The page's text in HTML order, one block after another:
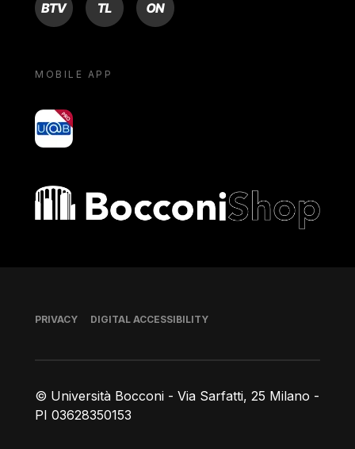
MOBILE APP
yoU@B
Bocconi shop
© Università Bocconi - Via Sarfatti, 25 Milano -
PI 03628350153
Footer
PRIVACY DIGITAL ACCESSIBILITY